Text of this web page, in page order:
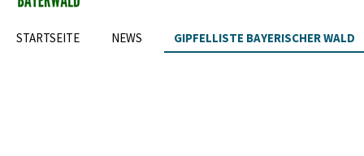
STARTSEITE NEWS GIPFELLISTE BAYERISCHER WALD